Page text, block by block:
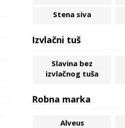
Stena siva
Izvlačni tuš
Slavina bez
izvlačnog tuša
Robna marka
Alveus